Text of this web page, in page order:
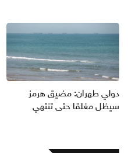
دولي طهران: مضيق هرمز
سيظل مغلقا حتى تنتهي